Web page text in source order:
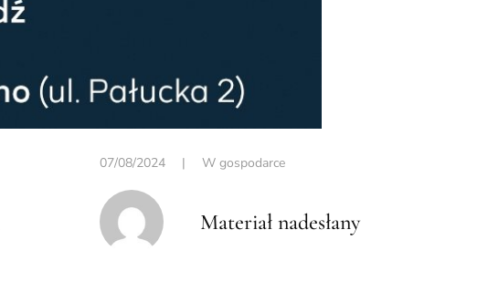
07/08/2024| W gospodarce
Materiał nadesłany